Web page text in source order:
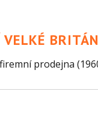
prodejna